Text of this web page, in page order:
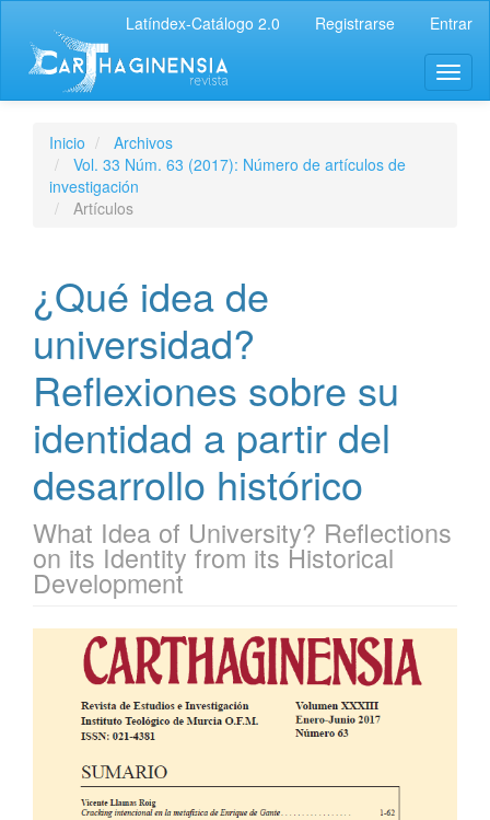
Latíndex-Catálogo 2.0 Registrarse Entrar
Inicio
Archivos
Vol. 33 Núm. 63 (2017): Número de artículos de
investigación
Artículos
¿Qué idea de
universidad?
Reflexiones sobre su
identidad a partir del
desarrollo histórico
What Idea of University? Reflections
on its Identity from its Historical
Development